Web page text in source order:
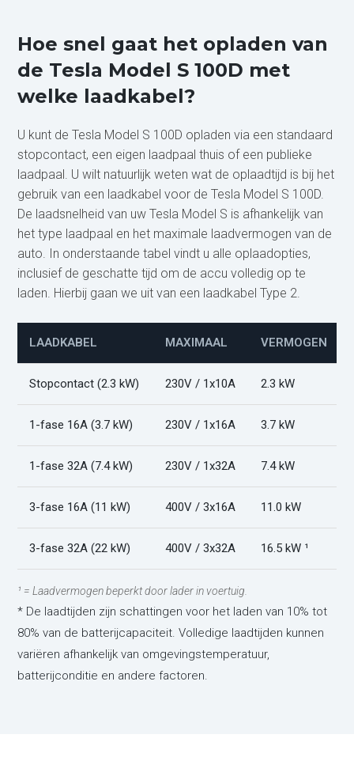
Hoe snel gaat het opladen van
de Tesla Model S 100D met
welke laadkabel?
U kunt de Tesla Model S 100D opladen via een standaard
stopcontact, een eigen laadpaal thuis of een publieke
laadpaal. U wilt natuurlijk weten wat de oplaadtijd is bij het
gebruik van een laadkabel voor de Tesla Model S 100D.
De laadsnelheid van uw Tesla Model S is afhankelijk van
het type laadpaal en het maximale laadvermogen van de
auto. In onderstaande tabel vindt u alle oplaadopties,
inclusief de geschatte tijd om de accu volledig op te
laden. Hierbij gaan we uit van een laadkabel Type 2.
LAADKABEL MAXIMAAL VERMOGEN
Stopcontact (2.3 kW) 230V / 1x10A 2.3 kW
1-fase 16A (3.7 kW) 230V / 1x16A 3.7 kW
1-fase 32A (7.4 kW) 230V / 1x32A 7.4 kW
3-fase 16A (11 kW) 400V / 3x16A 11.0 kW
3-fase 32A (22 kW) 400V / 3x32A 16.5 kW ¹
¹ = Laadvermogen beperkt door lader in voertuig.
* De laadtijden zijn schattingen voor het laden van 10% tot
80% van de batterijcapaciteit. Volledige laadtijden kunnen
variëren afhankelijk van omgevingstemperatuur,
batterijconditie en andere factoren.